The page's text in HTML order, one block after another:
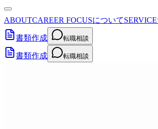
ABOUTCAREER FOCUSについてSERVICE
書類作成 転職相談
書類作成 転職相談